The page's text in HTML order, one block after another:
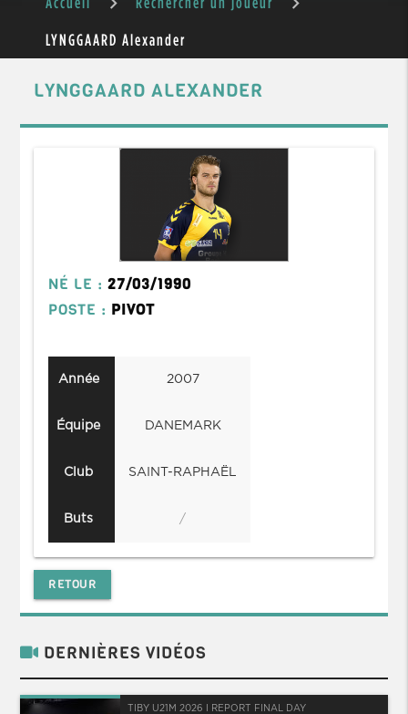
LYNGGAARD Alexander
LYNGGAARD ALEXANDER
NÉ LE :27/03/1990
POSTE : PIVOT
Année
Équipe
Club
Buts
2007
DANEMARK
SAINT-RAPHAËL
/
RETOUR
DERNIÈRES VIDÉOS
TIBY U21M 2026 I REPORT FINAL DAY